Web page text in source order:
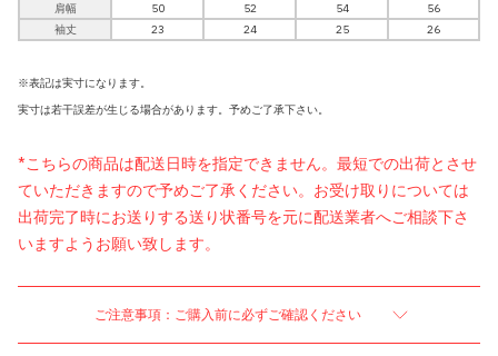
肩幅
50 52 54
56
袖丈
23 24 25 26
※表記は実寸になります。
実寸は若干誤差が生じる場合があります。予めご了承下さい。
*こちらの商品は配送日時を指定できません。最短での出荷とさせ
ていただきますので予めご了承ください。お受け取りについては
出荷完了時にお送りする送り状番号を元に配送業者へご相談下さ
いますようお願い致します。
ご注意事項：ご購入前に必ずご確認ください